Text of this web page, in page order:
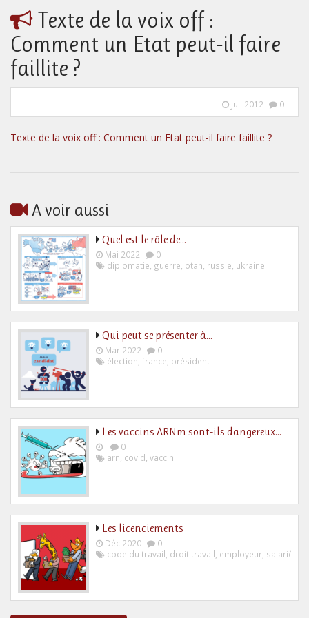
Texte de la voix off :
Comment un Etat peut-il faire
faillite ?
Juil 2012 0
Texte de la voix off : Comment un Etat peut-il faire faillite ?
A voir aussi
Quel est le rôle de…
Mai 2022
0
diplomatie guerre otan russie ukraine
Qui peut se présenter à…
Mar 2022
0
élection, france, président
Les vaccins ARNm sont-ils dangereux…
0
arn, covid, vaccin
Les licenciements
Déc 2020
0
code du travail, droit travail, employeur, salarié